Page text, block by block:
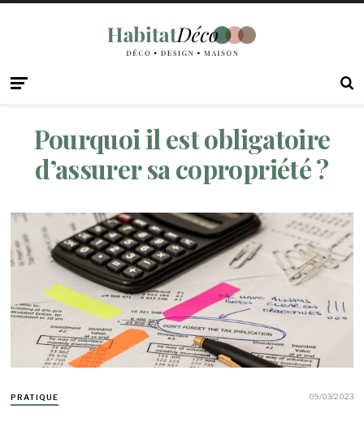
Pourquoi il est obligatoire
d’assurer sa copropriété ?
PRATIQUE 09/03/2023